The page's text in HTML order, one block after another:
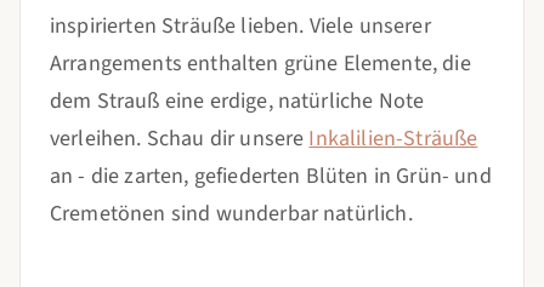
inspirierten Sträuße lieben. Viele unserer
Arrangements enthalten grüne Elemente, die
dem Strauß eine erdige, natürliche Note
verleihen. Schau dir unsereInkalilien-Sträuße
an - die zarten, gefiederten Blüten in Grün- und
Cremetönen sind wunderbar natürlich.